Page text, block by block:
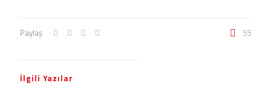
Paylaş 55
İlgili Yazılar